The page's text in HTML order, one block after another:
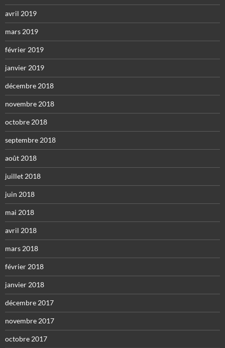
avril 2019
mars 2019
février 2019
janvier 2019
décembre 2018
novembre 2018
octobre 2018
septembre 2018
août 2018
juillet 2018
juin 2018
mai 2018
avril 2018
mars 2018
février 2018
janvier 2018
décembre 2017
novembre 2017
octobre 2017